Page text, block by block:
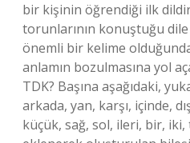
bir kişinin öğrendiği ilk
torunlarının konuştuğu
önemli bir kelime
anlamın bozulmasına yol
TDK? Başına aşağıdaki,
arkada, yan, karşı, içinde,
küçük, sağ, sol, ileri, bir,